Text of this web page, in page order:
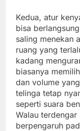
Kedua, atur
bisa
saling menekan
ruang yang
kadang
biasanya
dan volume
telinga tetap
seperti suara
Walau
berpengaruh